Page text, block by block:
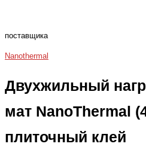
поставщика
Nanothermal
Двухжильный
мат NanoThermal
плиточный клей